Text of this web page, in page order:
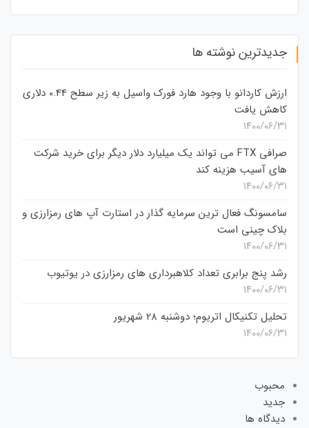
جدیدترین نوشته ها
ارزش کاردانو با وجود هارد فورک واسیل به زیر سطح 0.44 دلاری
کاهش یافت
۱۴۰۰/۰۶/۳۱
صرافی FTX می تواند یک میلیارد دلار دیگر برای خرید شرکت
های آسیب هزینه کند
۱۴۰۰/۰۶/۳۱
سامسونگ فعال‌ ترین سرمایه‌ گذار در استارت‌ آپ‌ های رمزارزی و
بلاک چینی است
۱۴۰۰/۰۶/۳۱
رشد پنج برابری تعداد کلاهبرداری های رمزارزی در یوتیوب
۱۴۰۰/۰۶/۳۱
تحلیل تکنیکال اتریوم؛ دوشنبه 28 شهریور
۱۴۰۰/۰۶/۳۱
محبوب
جدید
دیدگاه ها